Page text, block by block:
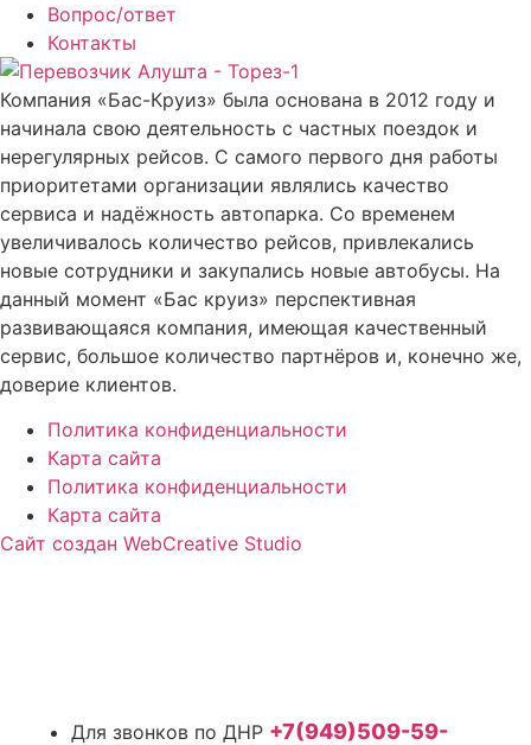
Вопрос/ответ
Контакты
Компания «Бас-Круиз» была основана в 2012 году и
начинала свою деятельность с частных поездок и
нерегулярных рейсов. С самого первого дня работы
приоритетами организации являлись качество
сервиса и надёжность автопарка. Со временем
увеличивалось количество рейсов, привлекались
новые сотрудники и закупались новые автобусы. На
данный момент «Бас круиз» перспективная
развивающаяся компания, имеющая качественный
сервис, большое количество партнёров и, конечно же,
доверие клиентов.
Политика конфиденциальности
Карта сайта
Политика конфиденциальности
Карта сайта
Сайт создан WebCreative Studio
+7(949)509-59-